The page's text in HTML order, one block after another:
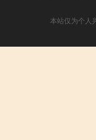
本站仅为个人